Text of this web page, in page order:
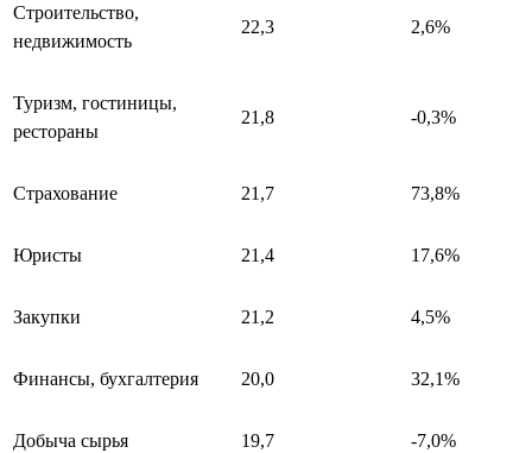
Строительство,
недвижимость
22,3 2,6%
Туризм, гостиницы,
рестораны
21,8 -0,3%
Страхование 21,7 73,8%
Юристы 21,4 17,6%
Закупки 21,2 4,5%
Финансы, бухгалтерия 20,0 32,1%
Добыча сырья 19,7 -7,0%